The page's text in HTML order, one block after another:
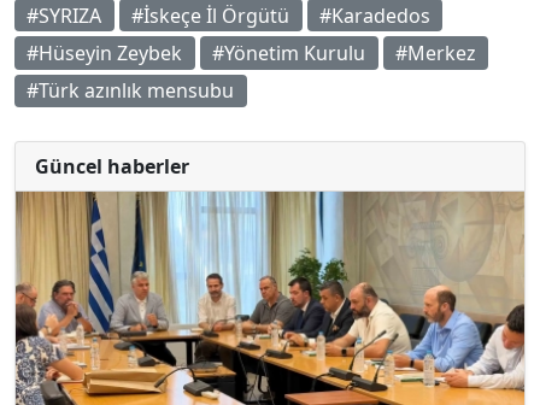
#SYRIZA #İskeçe İl Örgütü
#Karadedos
#Hüseyin Zeybek
#Yönetim Kurulu
#Merkez
#Türk azınlık mensubu
Güncel haberler